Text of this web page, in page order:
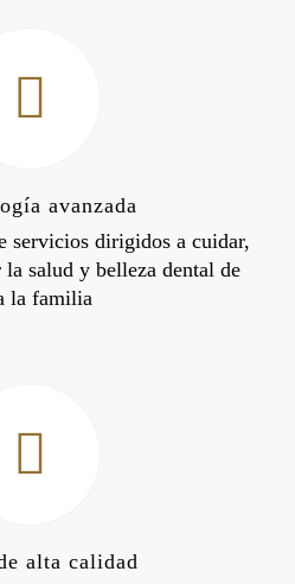
avanzada
servicios dirigidos a cuidar,
salud y belleza dental de
la familia
alta calidad